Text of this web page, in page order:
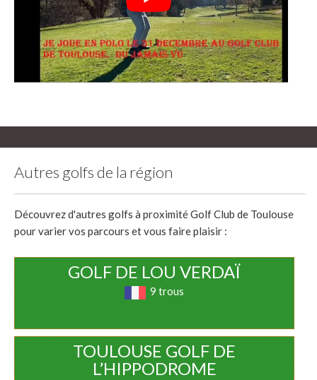
Autres golfs de la région
Découvrez d'autres golfs à proximité Golf Club de Toulouse
pour varier vos parcours et vous faire plaisir :
GOLF DE LOU VERDAÏ
9 trous
TOULOUSE GOLF DE
L’HIPPODROME